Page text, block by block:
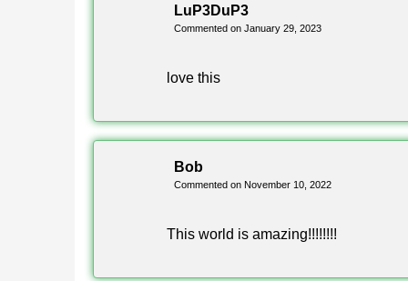
Мультиплеер
Экспериментальный режим
LuP3DuP3
Commented on January 29, 2023
love this
Bob
Commented on November 10, 2022
This world is amazing!!!!!!!!